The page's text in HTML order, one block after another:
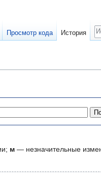
м — незначительные
Просмотр кода История